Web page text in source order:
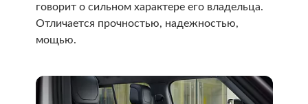
говорит о сильном характере его владельца.
Отличается прочностью, надежностью,
мощью.